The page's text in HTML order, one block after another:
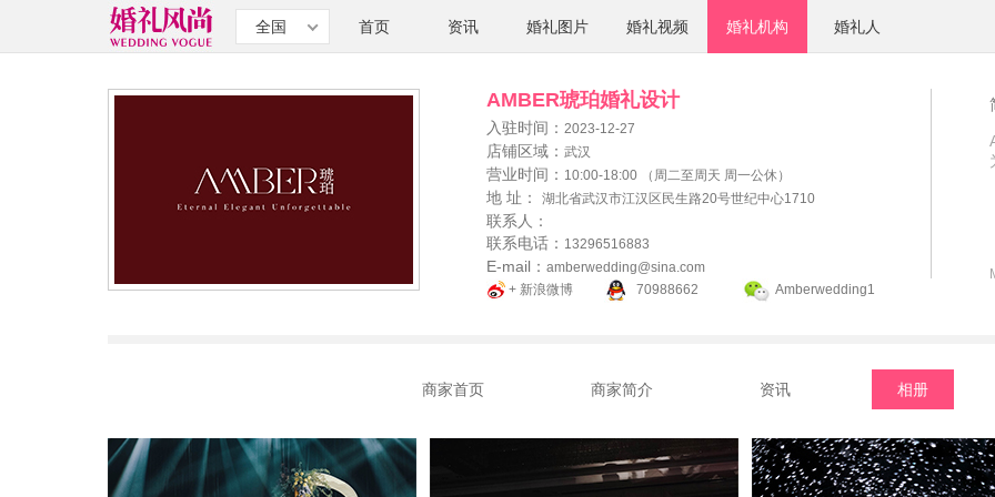
首页 资讯 婚礼图片 婚礼视频 婚礼机构 婚礼人
全国
AMBER琥珀婚礼设计
入驻时间： 2023-12-27
店铺区域： 武汉
营业时间： 10:00-18:00 （周二至周天 周一公休）
地 址： 湖北省武汉市江汉区民生路20号世纪中心1710
联系人：
联系电话： 13296516883
E-mail： amberwedding@sina.com
+ 新浪微博
70988662 Amberwedding1
商家首页 商家简介 资讯 相册